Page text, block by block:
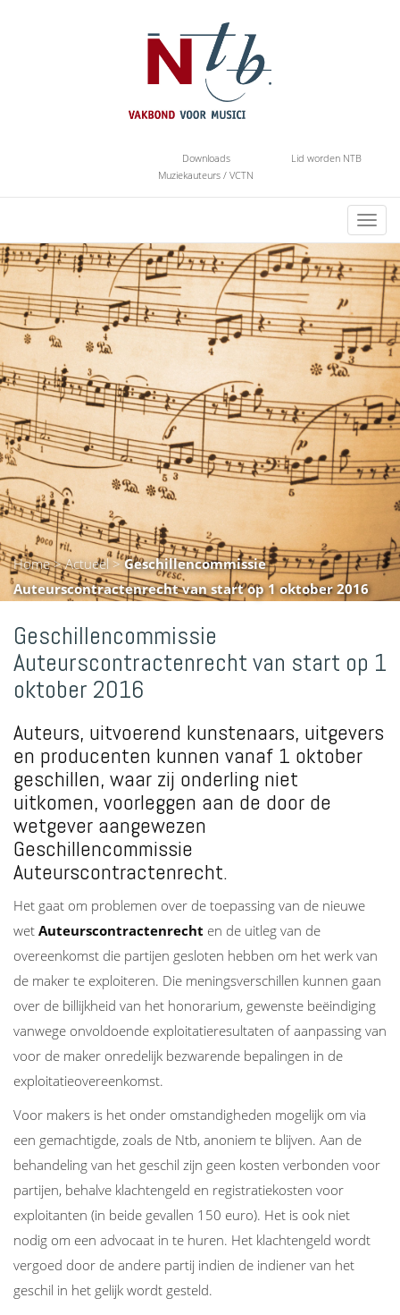
Downloads
Lid worden NTB
Muziekauteurs / VCTN
Home>Actueel>Geschillencommissie
Auteurscontractenrecht van start op 1 oktober 2016
Geschillencommissie
Auteurscontractenrecht van start op 1
oktober 2016
Auteurs, uitvoerend kunstenaars, uitgevers
en producenten kunnen vanaf 1 oktober
geschillen, waar zij onderling niet
uitkomen, voorleggen aan de door de
wetgever aangewezen
Geschillencommissie
Auteurscontractenrecht.
Het gaat om problemen over de toepassing van de nieuwe
wet Auteurscontractenrecht en de uitleg van de
overeenkomst die partijen gesloten hebben om het werk van
de maker te exploiteren. Die meningsverschillen kunnen gaan
over de billijkheid van het honorarium, gewenste beëindiging
vanwege onvoldoende exploitatieresultaten of aanpassing van
voor de maker onredelijk bezwarende bepalingen in de
exploitatieovereenkomst.
Voor makers is het onder omstandigheden mogelijk om via
een gemachtigde, zoals de Ntb, anoniem te blijven. Aan de
behandeling van het geschil zijn geen kosten verbonden voor
partijen, behalve klachtengeld en registratiekosten voor
exploitanten (in beide gevallen 150 euro). Het is ook niet
nodig om een advocaat in te huren. Het klachtengeld wordt
vergoed door de andere partij indien de indiener van het
geschil in het gelijk wordt gesteld.